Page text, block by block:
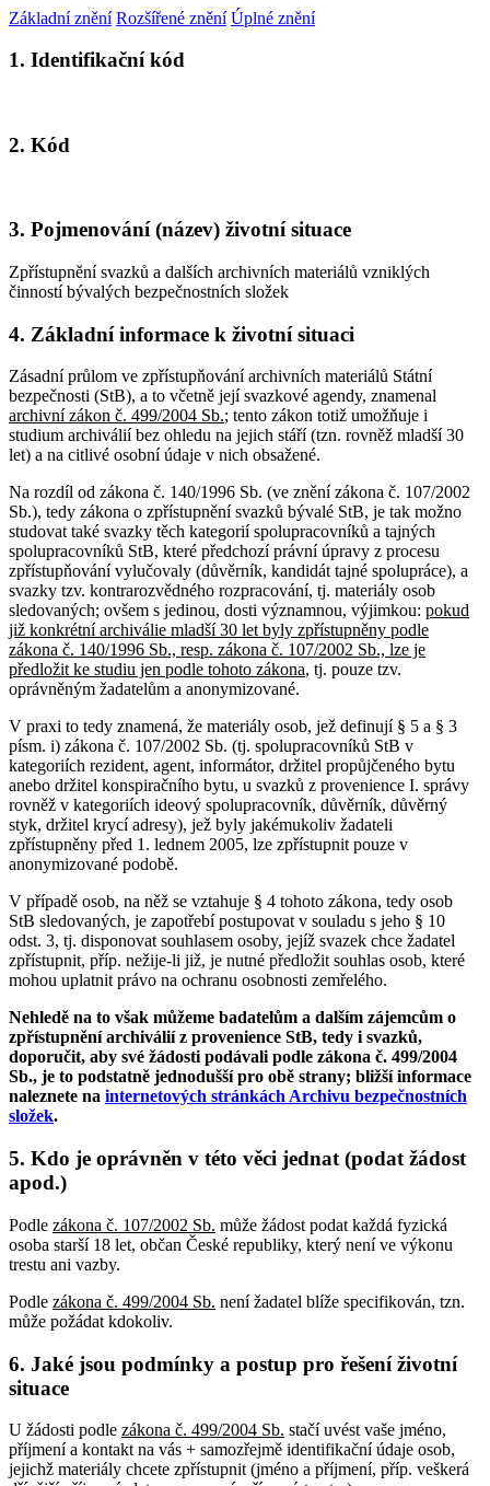
Základní znění Rozšířené znění Úplné znění
1. Identifikační kód
2. Kód
3. Pojmenování (název) životní situace
Zpřístupnění svazků a dalších archivních materiálů vzniklých
činností bývalých bezpečnostních složek
4. Základní informace k životní situaci
Zásadní průlom ve zpřístupňování archivních materiálů Státní
bezpečnosti (StB), a to včetně její svazkové agendy, znamenal
archivní zákon č. 499/2004 Sb.; tento zákon totiž umožňuje i
studium archiválií bez ohledu na jejich stáří (tzn. rovněž mladší 30
let) a na citlivé osobní údaje v nich obsažené.
Na rozdíl od zákona č. 140/1996 Sb. (ve znění zákona č. 107/2002
Sb.), tedy zákona o zpřístupnění svazků bývalé StB, je tak možno
studovat také svazky těch kategorií spolupracovníků a tajných
spolupracovníků StB, které předchozí právní úpravy z procesu
zpřístupňování vylučovaly (důvěrník, kandidát tajné spolupráce), a
svazky tzv. kontrarozvědného rozpracování, tj. materiály osob
sledovaných; ovšem s jedinou, dosti významnou, výjimkou: pokud
již konkrétní archiválie mladší 30 let byly zpřístupněny podle
zákona č. 140/1996 Sb., resp. zákona č. 107/2002 Sb., lze je
předložit ke studiu jen podle tohoto zákona, tj. pouze tzv.
oprávněným žadatelům a anonymizované.
V praxi to tedy znamená, že materiály osob, jež definují § 5 a § 3
písm. i) zákona č. 107/2002 Sb. (tj. spolupracovníků StB v
kategoriích rezident, agent, informátor, držitel propůjčeného bytu
anebo držitel konspiračního bytu, u svazků z provenience I. správy
rovněž v kategoriích ideový spolupracovník, důvěrník, důvěrný
styk, držitel krycí adresy), jež byly jakémukoliv žadateli
zpřístupněny před 1. lednem 2005, lze zpřístupnit pouze v
anonymizované podobě.
V případě osob, na něž se vztahuje § 4 tohoto zákona, tedy osob
StB sledovaných, je zapotřebí postupovat v souladu s jeho § 10
odst. 3, tj. disponovat souhlasem osoby, jejíž svazek chce žadatel
zpřístupnit, příp. nežije-li již, je nutné předložit souhlas osob, které
mohou uplatnit právo na ochranu osobnosti zemřelého.
Nehledě na to však můžeme badatelům a dalším zájemcům o
zpřístupnění archiválií z provenience StB, tedy i svazků,
doporučit, aby své žádosti podávali podle zákona č. 499/2004
Sb., je to podstatně jednodušší pro obě strany; bližší informace
naleznete na internetových stránkách Archivu bezpečnostních
složek.
5. Kdo je oprávněn v této věci jednat (podat žádost
apod.)
Podle zákona č. 107/2002 Sb. může žádost podat každá fyzická
osoba starší 18 let, občan České republiky, který není ve výkonu
trestu ani vazby.
Podle zákona č. 499/2004 Sb. není žadatel blíže specifikován, tzn.
může požádat kdokoliv.
6. Jaké jsou podmínky a postup pro řešení životní
situace
U žádosti podle zákona č. 499/2004 Sb. stačí uvést vaše jméno,
příjmení a kontakt na vás + samozřejmě identifikační údaje osob,
jejichž materiály chcete zpřístupnit (jméno a příjmení, příp. veškerá